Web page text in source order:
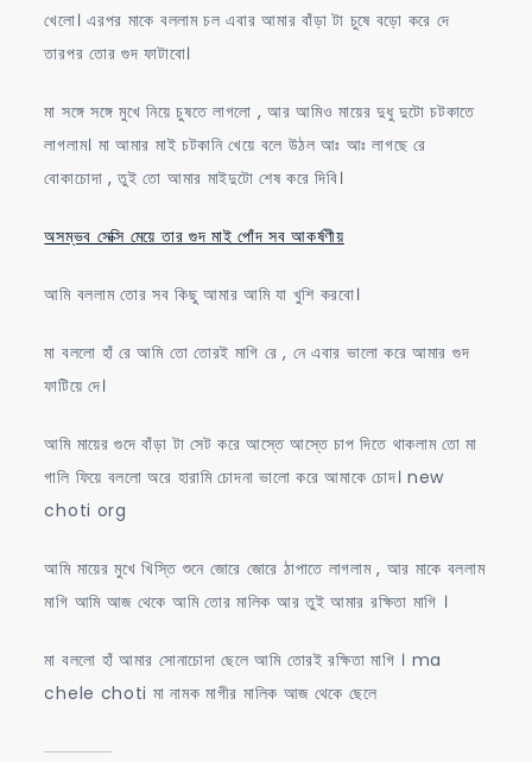
খেলো। এরপর মাকে বললাম চল এবার আমার বাঁড়া টা চুষে বড়ো করে দে
তারপর তোর গুদ ফাটাবো।
মা সঙ্গে সঙ্গে মুখে নিয়ে চুষতে লাগলো , আর আমিও মায়ের দুধু দুটো চটকাতে
লাগলাম। মা আমার মাই চটকানি খেয়ে বলে উঠল আঃ আঃ লাগছে রে
বোকাচোদা , তুই তো আমার মাইদুটো শেষ করে দিবি।
অসম্ভব সেক্সি মেয়ে তার গুদ মাই পোঁদ সব আকর্ষণীয়
আমি বললাম তোর সব কিছু আমার আমি যা খুশি করবো।
মা বললো হাঁ রে আমি তো তোরই মাগি রে , নে এবার ভালো করে আমার গুদ
ফাটিয়ে দে।
আমি মায়ের গুদে বাঁড়া টা সেট করে আস্তে আস্তে চাপ দিতে থাকলাম তো মা
গালি ফিয়ে বললো অরে হারামি চোদনা ভালো করে আমাকে চোদ। new
choti org
আমি মায়ের মুখে খিস্তি শুনে জোরে জোরে ঠাপাতে লাগলাম , আর মাকে বললাম
মাগি আমি আজ থেকে আমি তোর মালিক আর তুই আমার রক্ষিতা মাগি ।
মা বললো হাঁ আমার সোনাচোদা ছেলে আমি তোরই রক্ষিতা মাগি । ma
chele choti মা নামক মাগীর মালিক আজ থেকে ছেলে